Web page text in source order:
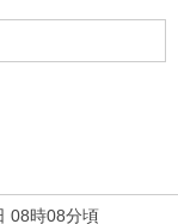
08時08分頃